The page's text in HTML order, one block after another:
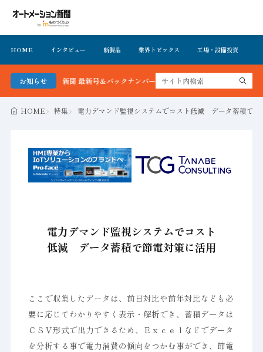
HOME インタビュー 新製品 業界トピックス 工場・設備投資
お知らせ
ーション新聞 最新号＆バックナンバーを無料で公開中 詳細はこちら
HOME 特集 電力デマンド監視システムでコスト低減 データ蓄積で節
電力デマンド監視システムでコスト
低減 データ蓄積で節電対策に活用
ここで収集したデータは、前日対比や前年対比なども必
要に応じてわかりやすく表示・解析でき、蓄積データは
ＣＳＶ形式で出力できるため、Ｅｘｃｅｌなどでデータ
を分析する事で電力消費の傾向をつかむ事ができ、節電